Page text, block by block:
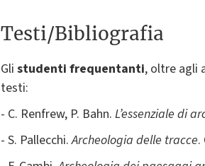
Testi/Bibliografia
Gli studenti frequentanti, oltre agli
testi:
- C. Renfrew, P. Bahn. L’essenziale di
- S. Pallecchi.Archeologia delle tracce.